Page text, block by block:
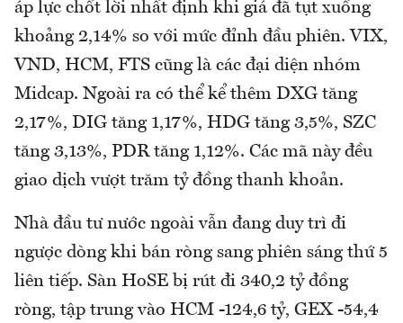
áp lực chốt lời nhất định khi giá đã tụt xuống
khoảng 2,14% so với mức đỉnh đầu phiên. VIX,
VND, HCM, FTS cũng là các đại diện nhóm
Midcap. Ngoài ra có thể kể thêm DXG tăng
2,17%, DIG tăng 1,17%, HDG tăng 3,5%, SZC
tăng 3,13%, PDR tăng 1,12%. Các mã này đều
giao dịch vượt trăm tỷ đồng thanh khoản.
Nhà đầu tư nước ngoài vẫn đang duy trì đi
ngược dòng khi bán ròng sang phiên sáng thứ 5
liên tiếp. Sàn HoSE bị rút đi 340,2 tỷ đồng
ròng, tập trung vào HCM -124,6 tỷ, GEX -54,4